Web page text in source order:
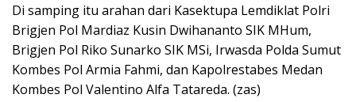
Di samping itu arahan dari Kasektupa Lemdiklat Polri
Brigjen Pol Mardiaz Kusin Dwihananto SIK MHum,
Brigjen Pol Riko Sunarko SIK MSi, Irwasda Polda Sumut
Kombes Pol Armia Fahmi, dan Kapolrestabes Medan
Kombes Pol Valentino Alfa Tatareda. (zas)